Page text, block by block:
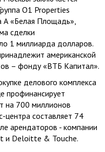
O1 Properties
А «Белая Площадь»,
сделки
1 миллиарда долларов.
американской
– фонду «ВТБ Капитал».
делового комплекса
профинансирует
на 700 миллионов
составляет 74
арендаторов - компании
и Deloitte & Touche.